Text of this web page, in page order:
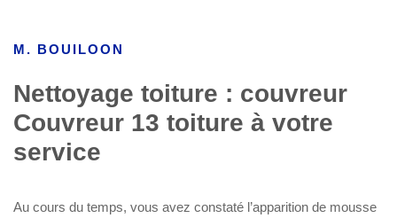
M. BOUILOON
Nettoyage toiture : couvreur
Couvreur 13 toiture à votre
service
Au cours du temps, vous avez constaté l’apparition de mousse